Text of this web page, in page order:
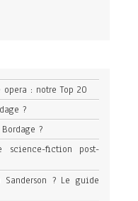
: notre Top 20
?
?
science-fiction post-
? Le guide